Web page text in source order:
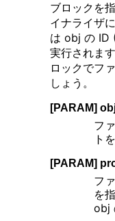
ブロックを
イナライザ
は obj の ID
実行されま
ロックでフ
しょう。
[PARAM]
フ
ト
[PARAM]
フ
を
obj